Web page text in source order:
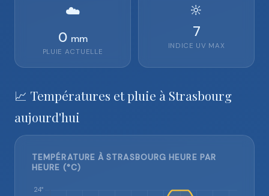
☁️
0 mm
PLUIE ACTUELLE
🔆
7
INDICE UV MAX
📈 Températures et pluie à Strasbourg
aujourd'hui
TEMPÉRATURE À STRASBOURG HEURE PAR
HEURE (°C)